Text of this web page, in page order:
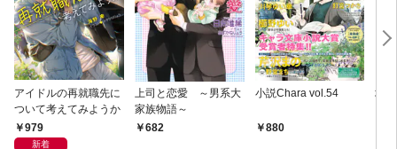
アイドルの再就職先に
ついて考えてみようか
979
新着
上司と恋愛 ～男系大
家族物語～
682
小説Chara vol.54
880
塚